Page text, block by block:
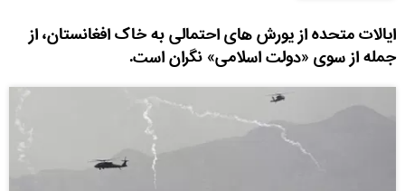
ایالات متحده از یورش های احتمالی به خاک افغانستان، از
جمله از سوی «دولت اسلامی» نگران است.